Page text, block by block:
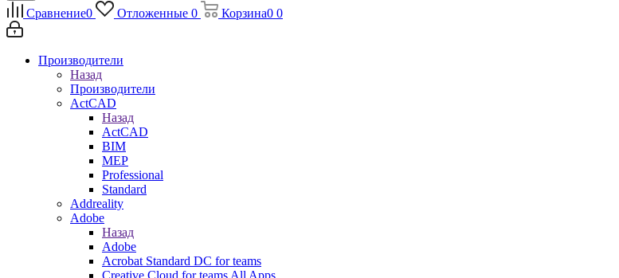
Сравнение0 Отложенные 0 Корзина0 0
Производители
Назад
Производители
ActCAD
Назад
ActCAD
BIM
MEP
Professional
Standard
Addreality
Adobe
Назад
Adobe
Acrobat Standard DC for teams
Creative Cloud for teams All Apps